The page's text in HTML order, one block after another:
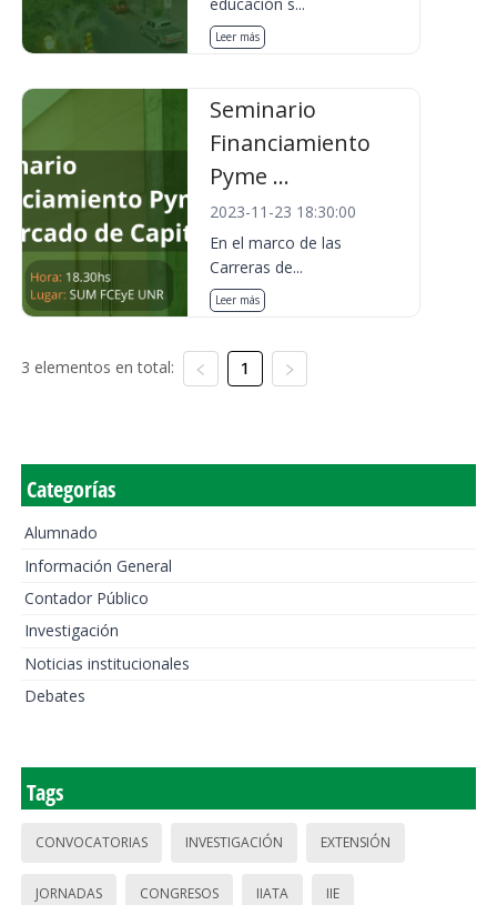
Leer más
Seminario
Financiamiento
Pyme ...
2023-11-23 18:30:00
En el marco de las
Carreras de...
Leer más
3 elementos en total: 1
Categorías
Alumnado
Información General
Contador Público
Investigación
Noticias institucionales
Debates
Tags
CONVOCATORIAS INVESTIGACIÓN EXTENSIÓN
JORNADAS CONGRESOS IIATA IIE